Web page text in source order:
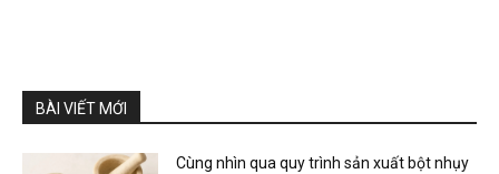
BÀI VIẾT MỚI
Cùng nhìn qua quy trình sản xuất bột nhụy